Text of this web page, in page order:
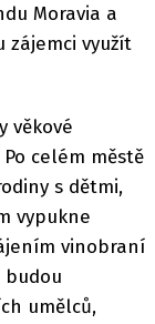
Moravia a
zájemci využít
věkové
celém městě
s dětmi,
vypukne
vinobraní
budou
umělců,